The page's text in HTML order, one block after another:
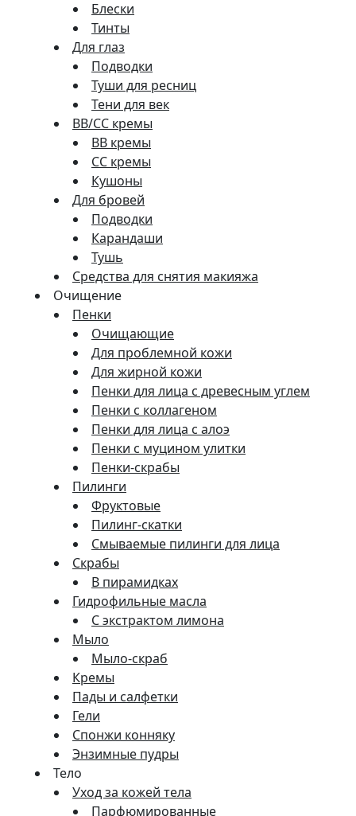
Блески
Тинты
Для глаз
Подводки
Туши для ресниц
Тени для век
BB/CC кремы
BB кремы
СС кремы
Кушоны
Для бровей
Подводки
Карандаши
Тушь
Средства для снятия макияжа
Очищение
Пенки
Очищающие
Для проблемной кожи
Для жирной кожи
Пенки для лица с древесным углем
Пенки с коллагеном
Пенки для лица с алоэ
Пенки с муцином улитки
Пенки-скрабы
Пилинги
Фруктовые
Пилинг-скатки
Смываемые пилинги для лица
Скрабы
В пирамидках
Гидрофильные масла
С экстрактом лимона
Мыло
Мыло-скраб
Кремы
Пады и салфетки
Гели
Спонжи конняку
Энзимные пудры
Тело
Уход за кожей тела
Парфюмированные